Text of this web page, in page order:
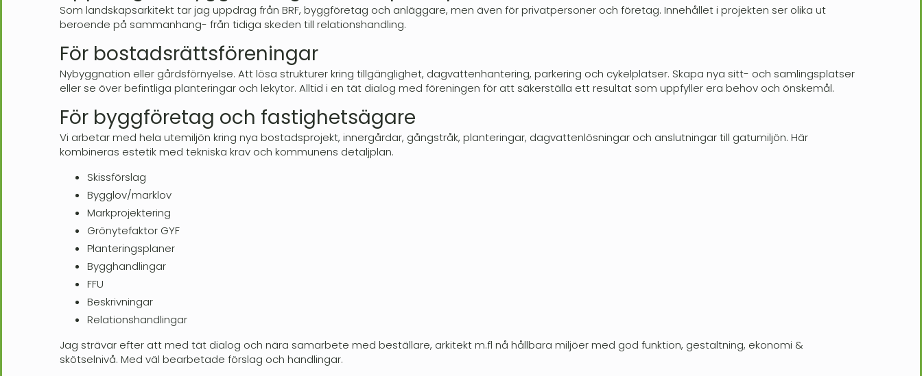
Som landskapsarkitekt tar jag uppdrag från BRF, byggföretag och anläggare, men även för privatpersoner och företag. Innehållet i projekten ser olika ut
beroende på sammanhang- från tidiga skeden till relationshandling.
För bostadsrättsföreningar
Nybyggnation eller gårdsförnyelse. Att lösa strukturer kring tillgänglighet, dagvattenhantering, parkering och cykelplatser. Skapa nya sitt- och samlingsplatser
eller se över befintliga planteringar och lekytor. Alltid i en tät dialog med föreningen för att säkerställa ett resultat som uppfyller era behov och önskemål.
För byggföretag och fastighetsägare
Vi arbetar med hela utemiljön kring nya bostadsprojekt, innergårdar, gångstråk, planteringar, dagvattenlösningar och anslutningar till gatumiljön. Här
kombineras estetik med tekniska krav och kommunens detaljplan.
Skissförslag
Bygglov/marklov
Markprojektering
Grönytefaktor GYF
Planteringsplaner
Bygghandlingar
FFU
Beskrivningar
Relationshandlingar
Jag strävar efter att med tät dialog och nära samarbete med beställare, arkitekt m.fl nå hållbara miljöer med god funktion, gestaltning, ekonomi &
skötselnivå. Med väl bearbetade förslag och handlingar.